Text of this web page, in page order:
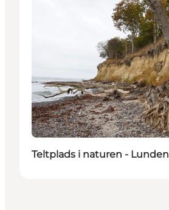
Teltplads i naturen - Lunden